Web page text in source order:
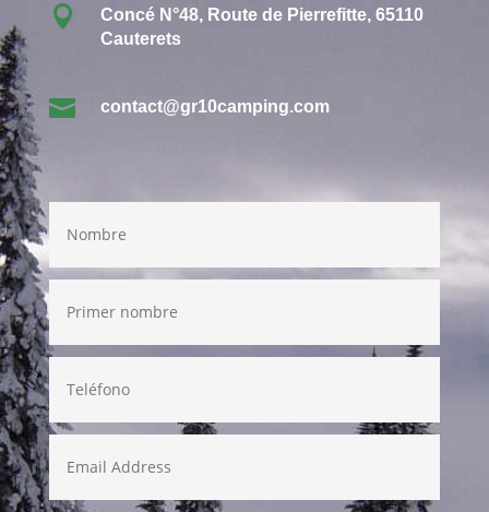

Concé N°48, Route de Pierrefitte, 65110
Cauterets
 contact@gr10camping.com